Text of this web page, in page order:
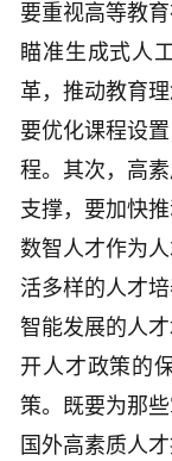
要重视高等教
瞄准生成式人
革，推动教育
要优化课程设
程。其次，高
支撑，要加快
数智人才作为
活多样的人才
智能发展的人
开人才政策的
策。既要为那
国外高素质人